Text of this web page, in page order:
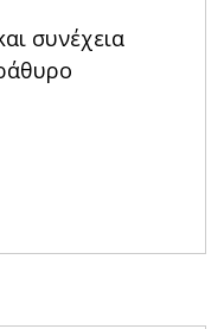
συνέχεια